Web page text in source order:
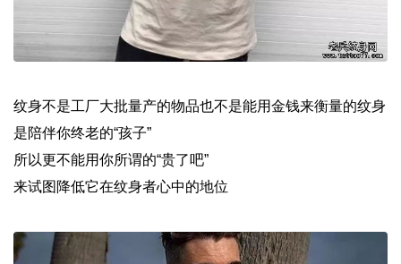
纹身不是工厂大批量产的物品也不是能用金钱来衡量的纹身
是陪伴你终老的“孩子”
所以更不能用你所谓的“贵了吧”
来试图降低它在纹身者心中的地位